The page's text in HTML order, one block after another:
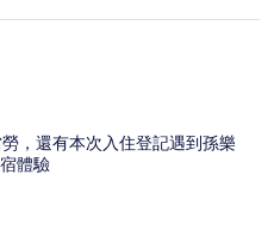
，還有本次入住登記遇到孫樂
體驗